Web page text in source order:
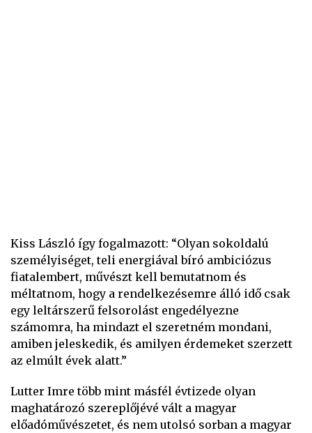
Kiss László így fogalmazott: “Olyan sokoldalú
személyiséget, teli energiával bíró ambiciózus
fiatalembert, művészt kell bemutatnom és
méltatnom, hogy a rendelkezésemre álló idő csak
egy leltárszerű felsorolást engedélyezne
számomra, ha mindazt el szeretném mondani,
amiben jeleskedik, és amilyen érdemeket szerzett
az elmúlt évek alatt.”
Lutter Imre több mint másfél évtizede olyan
maghatározó szereplőjévé vált a magyar
előadóművészetet, és nem utolsó sorban a magyar